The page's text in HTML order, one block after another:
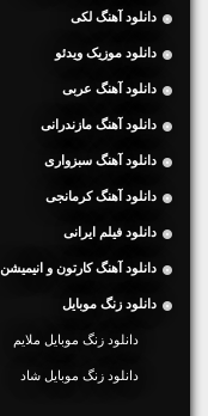
دانلود آهنگ لکی
دانلود موزیک ویدئو
دانلود آهنگ عربی
دانلود آهنگ مازندرانی
دانلود آهنگ سبزواری
دانلود آهنگ کرمانجی
دانلود فیلم ایرانی
دانلود آهنگ کارتون و انیمیشن
دانلود زنگ موبایل
دانلود زنگ موبایل ملایم
دانلود زنگ موبایل شاد